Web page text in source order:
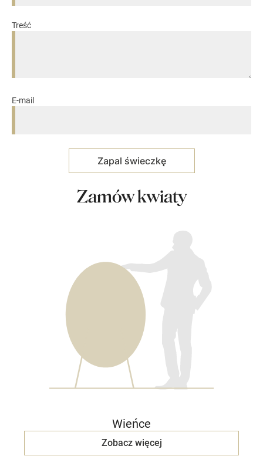
Treść
E-mail
Zamów kwiaty
Wieńce
Zobacz więcej